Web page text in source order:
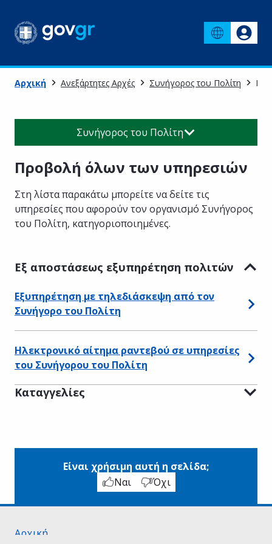
Αρχική Ανεξάρτητες Αρχές Συνήγορος του Πολίτη
Συνήγορος του Πολίτη
Προβολή όλων των υπηρεσιών
Στη λίστα παρακάτω μπορείτε να δείτε τις
υπηρεσίες που αφορούν τον οργανισμό Συνήγορος
του Πολίτη, κατηγοριοποιημένες.
Εξ αποστάσεως εξυπηρέτηση πολιτών
Εξυπηρέτηση με τηλεδιάσκεψη από τον
Συνήγορο του Πολίτη
Ηλεκτρονικό αίτημα ραντεβού σε υπηρεσίες
του Συνήγορου του Πολίτη
Καταγγελίες
Είναι χρήσιμη αυτή η σελίδα;
Ναι
Όχι
Αρχική